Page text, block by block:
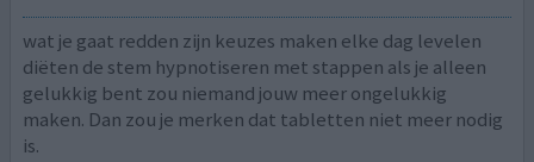
wat je gaat redden zijn keuzes maken elke dag levelen
diëten de stem hypnotiseren met stappen als je alleen
gelukkig bent zou niemand jouw meer ongelukkig
maken. Dan zou je merken dat tabletten niet meer nodig
is.